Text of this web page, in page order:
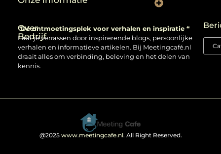
Over
Bedrijf
“Dé ontmoetingsplek voor verhalen en inspiratie “
Laat je verrassen door inspirerende blogs, persoonlijke
verhalen en informatieve artikelen. Bij Meetingcafé.nl
draait alles om verbinding, beleving en het delen van
kennis.
@2025 www.meetingcafe.nl. All Right Reserved.